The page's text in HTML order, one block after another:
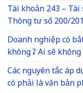
Tài khoản 243 –
Thông tư số 200/
Doanh nghiệp có
không ? Ai sẽ
Các nguyên tắc áp
có phải là văn bản